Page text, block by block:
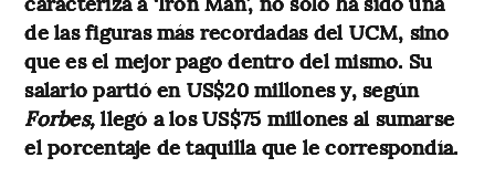
de las figuras más recordadas del UCM, sino
que es el mejor pago dentro del mismo. Su
salario partió en US$20 millones y, según
Forbes,llegó a los US$75 millones al sumarse
el porcentaje de taquilla que le correspondía.